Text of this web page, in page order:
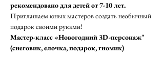
рекомендовано для детей от 7-10 лет.
Приглашаем юных мастеров создать необычный
подарок своими руками!
Мастер-класс «Новогодний 3D-персонаж"
(снеговик, елочка, подарок, гномик)